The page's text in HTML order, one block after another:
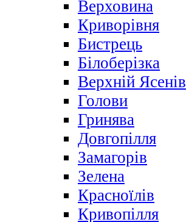
Верховина
Криворівня
Бистрець
Білоберізка
Верхній Ясенів
Голови
Гринява
Довгопілля
Замагорів
Зелена
Красноїлів
Кривопілля